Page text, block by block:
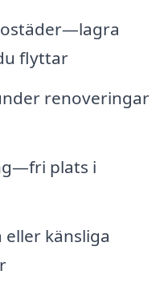
flyttar
renoveringar
plats i
eller känsliga